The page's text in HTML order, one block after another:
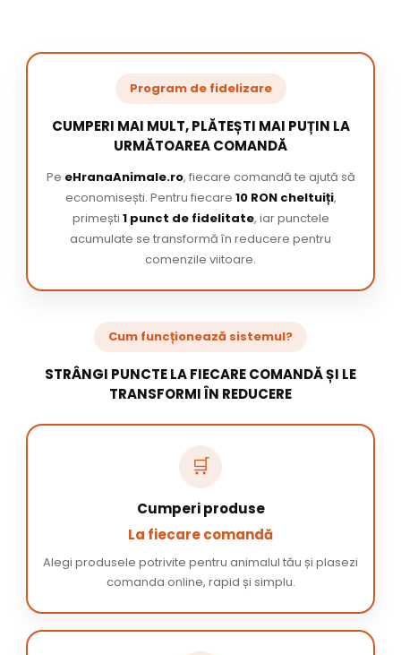
Program de fidelizare
CUMPERI MAI MULT, PLĂTEȘTI MAI PUȚIN LA
URMĂTOAREA COMANDĂ
Pe eHranaAnimale.ro, fiecare comandă te ajută să
economisești. Pentru fiecare 10 RON cheltuiți,
primești 1 punct de fidelitate, iar punctele
acumulate se transformă în reducere pentru
comenzile viitoare.
Cum funcționează sistemul?
STRÂNGI PUNCTE LA FIECARE COMANDĂ ȘI LE
TRANSFORMI ÎN REDUCERE
🛒
Cumperi produse
La fiecare comandă
Alegi produsele potrivite pentru animalul tău și plasezi
comanda online, rapid și simplu.